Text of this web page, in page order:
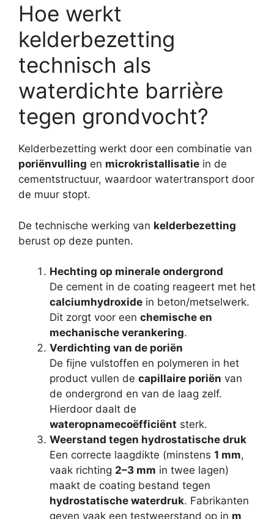
Hoe werkt
kelderbezetting
technisch als
waterdichte barrière
tegen grondvocht?
Kelderbezetting werkt door een combinatie van
poriënvulling en microkristallisatie in de
cementstructuur, waardoor watertransport door
de muur stopt.
De technische werking van kelderbezetting
berust op deze punten.
Hechting op minerale ondergrond
De cement in de coating reageert met het
calciumhydroxide in beton/metselwerk.
Dit zorgt voor een chemische en
mechanische verankering.
Verdichting van de poriën
De fijne vulstoffen en polymeren in het
product vullen de capillaire poriën van
de ondergrond en van de laag zelf.
Hierdoor daalt de
wateropnamecoëfficiënt sterk.
Weerstand tegen hydrostatische druk
Een correcte laagdikte (minstens 1 mm,
vaak richting 2–3 mm in twee lagen)
maakt de coating bestand tegen
hydrostatische waterdruk. Fabrikanten
geven vaak een testweerstand op in m